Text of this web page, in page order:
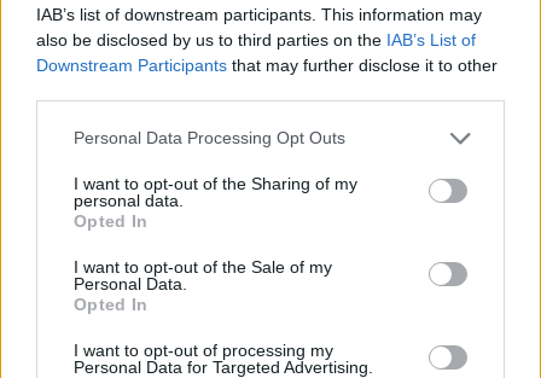
IAB’s list of downstream participants. This information may
also be disclosed by us to third parties on the IAB’s List of
Downstream Participants that may further disclose it to other
Personal Data Processing Opt Outs
I want to opt-out of the Sharing of my
personal data.
Opted In
I want to opt-out of the Sale of my
Personal Data.
Opted In
I want to opt-out of processing my
Personal Data for Targeted Advertising.
Esim for Global
Esim for USA|Esim for Italy| Esim for Spain|Esim